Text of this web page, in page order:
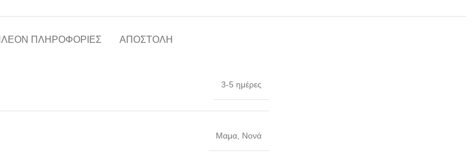
ΠΛΗΡΟΦΟΡΊΕΣ ΑΠΟΣΤΟΛΗ
3-5 ημέρες
Μαμα, Νονά